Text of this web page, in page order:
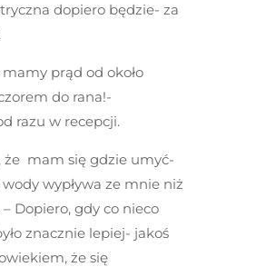
dopiero będzie- za
prąd od około
do rana!-
razu w recepcji.
że mam się gdzie umyć-
wypływa ze mnie niż
Dopiero, gdy co nieco
znacznie lepiej- jakoś
że się